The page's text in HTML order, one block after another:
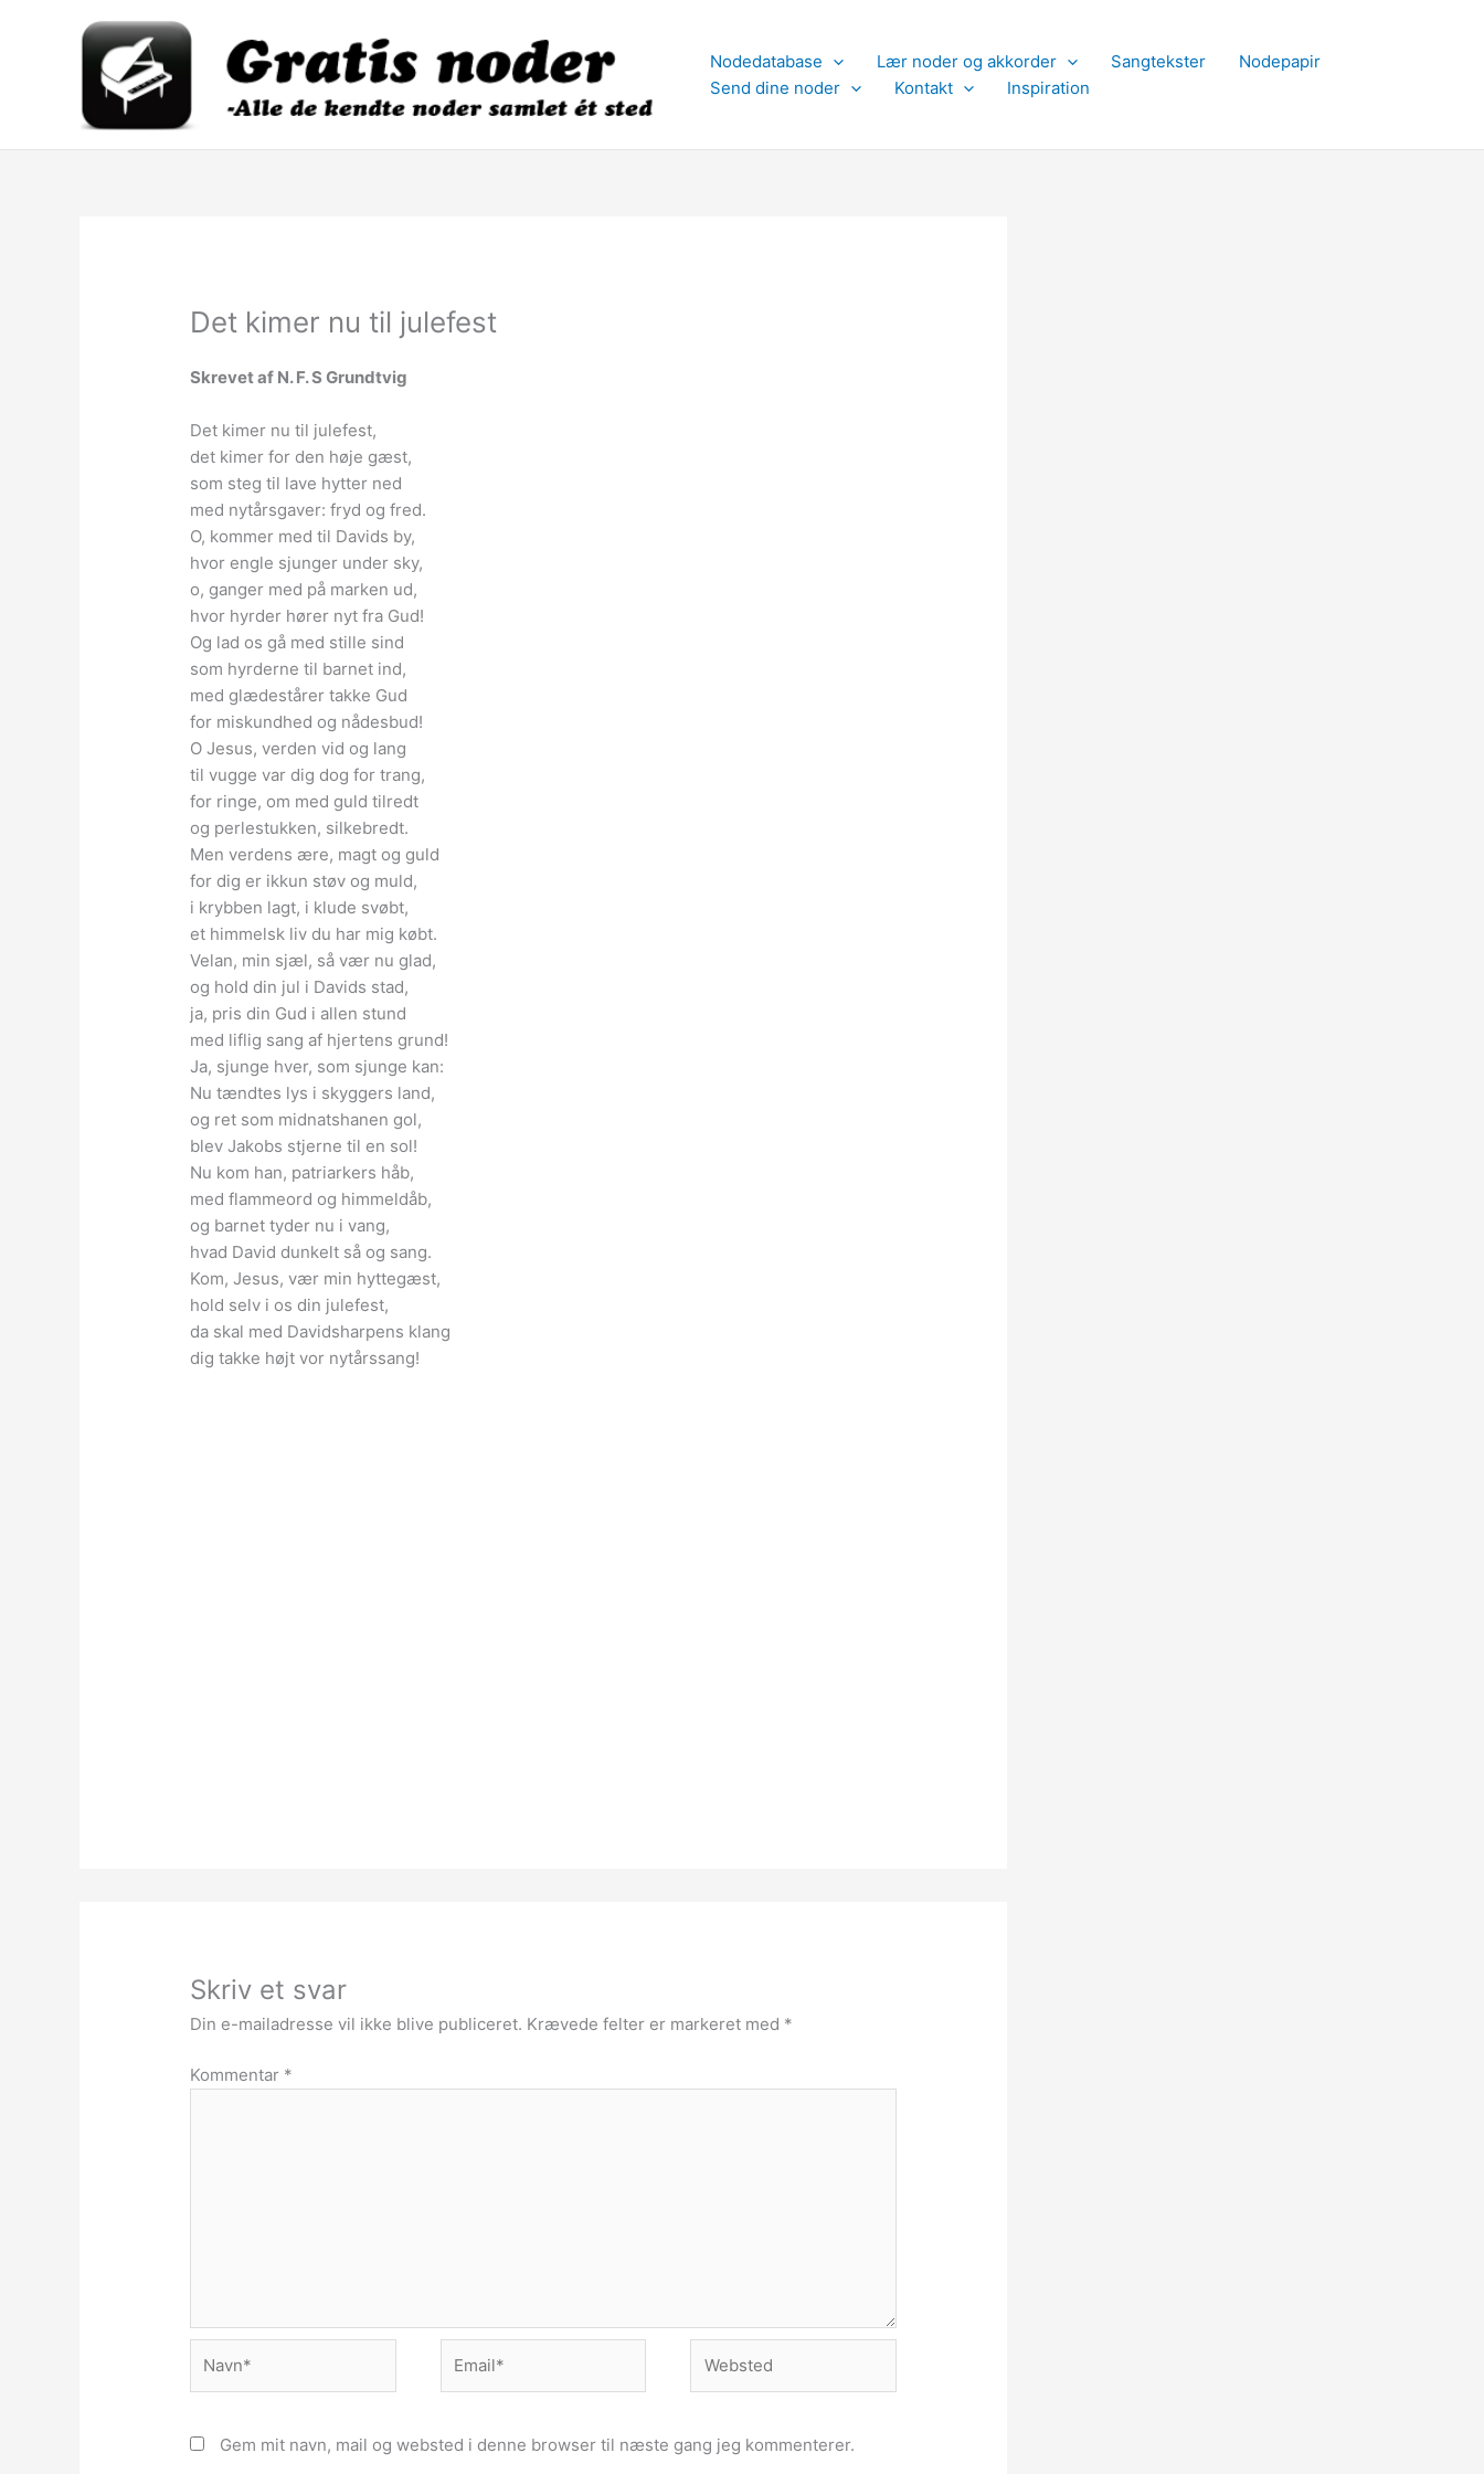
Nodedatabase Lær noder og akkorder Sangtekster
Nodepapir
Send dine noder
Kontakt Inspiration
Det kimer nu til julefest
Skrevet af N. F. S Grundtvig
Det kimer nu til julefest,
det kimer for den høje gæst,
som steg til lave hytter ned
med nytårsgaver: fryd og fred.
O, kommer med til Davids by,
hvor engle sjunger under sky,
o, ganger med på marken ud,
hvor hyrder hører nyt fra Gud!
Og lad os gå med stille sind
som hyrderne til barnet ind,
med glædestårer takke Gud
for miskundhed og nådesbud!
O Jesus, verden vid og lang
til vugge var dig dog for trang,
for ringe, om med guld tilredt
og perlestukken, silkebredt.
Men verdens ære, magt og guld
for dig er ikkun støv og muld,
i krybben lagt, i klude svøbt,
et himmelsk liv du har mig købt.
Velan, min sjæl, så vær nu glad,
og hold din jul i Davids stad,
ja, pris din Gud i allen stund
med liflig sang af hjertens grund!
Ja, sjunge hver, som sjunge kan:
Nu tændtes lys i skyggers land,
og ret som midnatshanen gol,
blev Jakobs stjerne til en sol!
Nu kom han, patriarkers håb,
med flammeord og himmeldåb,
og barnet tyder nu i vang,
hvad David dunkelt så og sang.
Kom, Jesus, vær min hyttegæst,
hold selv i os din julefest,
da skal med Davidsharpens klang
dig takke højt vor nytårssang!
Skriv et svar
Din e-mailadresse vil ikke blive publiceret. Krævede felter er markeret med *
Kommentar *
Gem mit navn, mail og websted i denne browser til næste gang jeg kommenterer.